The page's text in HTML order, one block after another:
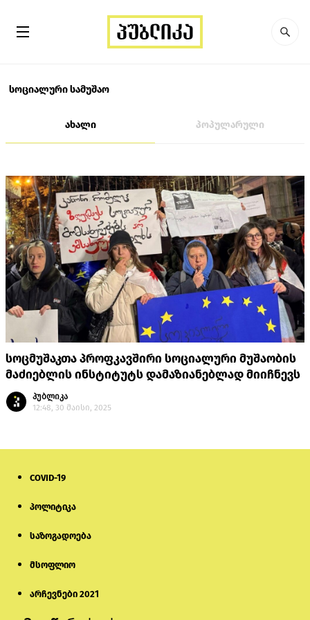
სოციალური სამუშაო
ახალი პოპულარული
სოცმუშაკთა პროფკავშირი სოციალური მუშაობის
მაძიებლის ინსტიტუტს დამაზიანებლად მიიჩნევს
პუბლიკა
12:48, 30 მაისი, 2025
COVID-19
პოლიტიკა
საზოგადოება
მსოფლიო
არჩევნები 2021